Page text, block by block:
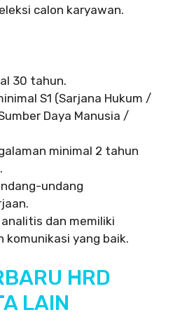
calon karyawan.
30 tahun.
S1 (Sarjana Hukum /
Daya Manusia /
minimal 2 tahun
undang
dan memiliki
komunikasi yang baik.
HRD
LAIN